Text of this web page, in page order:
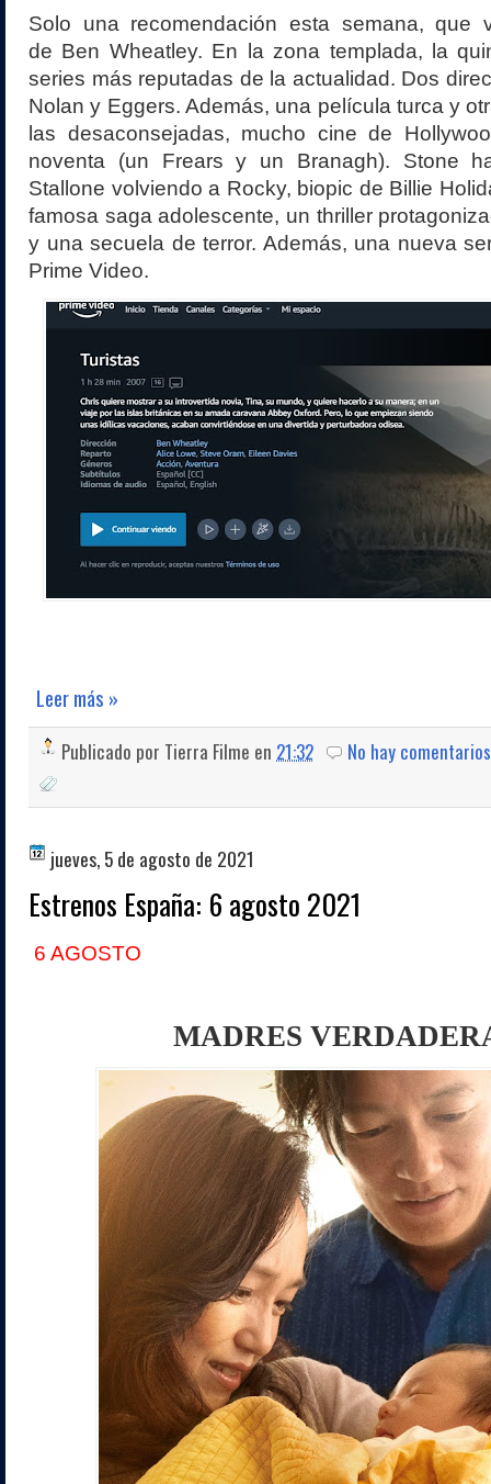
Solo una recomendación esta semana, que
de Ben Wheatley. En la zona templada, la
series más reputadas de la actualidad. Dos
Nolan y Eggers. Además, una película turca y
las desaconsejadas, mucho cine de
noventa (un Frears y un Branagh). Stone
Stallone volviendo a Rocky, biopic de Billie
famosa saga adolescente, un thriller
y una secuela de terror. Además, una nueva
Prime Video.
Leer más »
Publicado por Tierra Filme en 21:32 No hay
jueves, 5 de agosto de 2021
Estrenos España: 6 agosto 2021
6 AGOSTO
MADRES